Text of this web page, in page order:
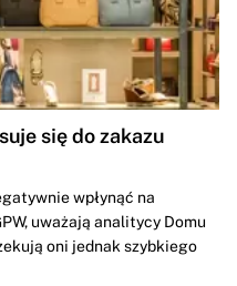
się do zakazu
wpłynąć na
uważają analitycy Domu
oni jednak szybkiego